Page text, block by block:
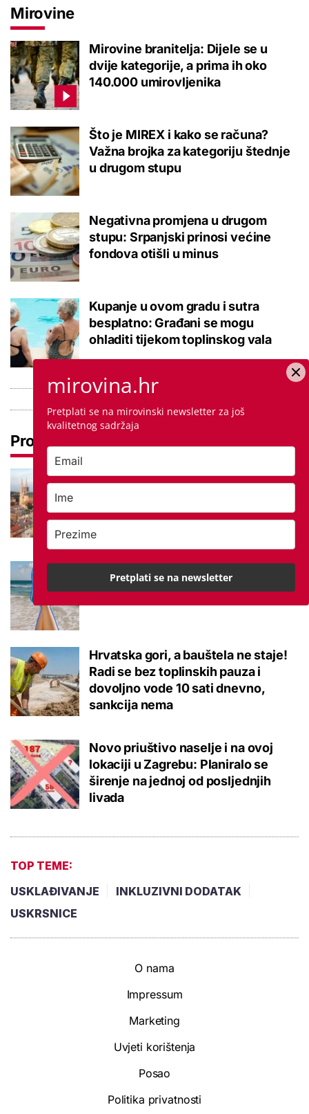
Mirovine
Mirovine branitelja: Dijele se u
dvije kategorije, a prima ih oko
140.000 umirovljenika
Što je MIREX i kako se računa?
Važna brojka za kategoriju štednje
u drugom stupu
Negativna promjena u drugom
stupu: Srpanjski prinosi većine
fondova otišli u minus
Kupanje u ovom gradu i sutra
besplatno: Građani se mogu
ohladiti tijekom toplinskog vala
Pročitaj još
Hoće li se zbog novog Zakona o
studenata? 'Ovrha može biti
Havaianas japanke: zašto ih nosimo
iz sezone u sezonu?
Hrvatska gori, a bauštela ne staje!
Radi se bez toplinskih pauza i
dovoljno vode 10 sati dnevno,
sankcija nema
Novo priuštivo naselje i na ovoj
lokaciji u Zagrebu: Planiralo se
širenje na jednoj od posljednjih
livada
TOP TEME:
USKLAĐIVANJE
INKLUZIVNI DODATAK
USKRSNICE
O nama
Impressum
Marketing
Uvjeti korištenja
Posao
Politika privatnosti
mirovina.hr
Pretplati se na mirovinski newsletter za još
kvalitetnog sadržaja
Pretplati se na newsletter